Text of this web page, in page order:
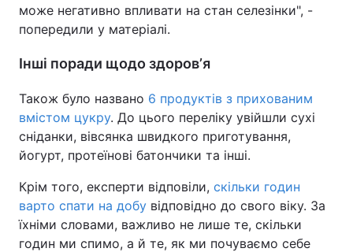
може негативно впливати на стан селезінки", -
попередили у матеріалі.
Інші поради щодо здоровʼя
Також було названо 6 продуктів з прихованим
вмістом цукру. До цього переліку увійшли сухі
сніданки, вівсянка швидкого приготування,
йогурт, протеїнові батончики та інші.
Крім того, експерти відповіли, скільки годин
варто спати на добу відповідно до свого віку. За
їхніми словами, важливо не лише те, скільки
годин ми спимо, а й те, як ми почуваємо себе